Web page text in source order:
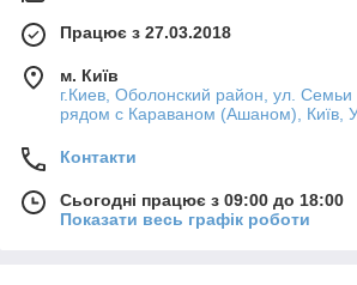
Працює з 27.03.2018
м. Київ
г.Киев, Оболонский район, ул. Семьи
рядом с Караваном (Ашаном), Київ,
Контакти
Сьогодні працює з 09:00 до 18:00
Показати весь графік роботи